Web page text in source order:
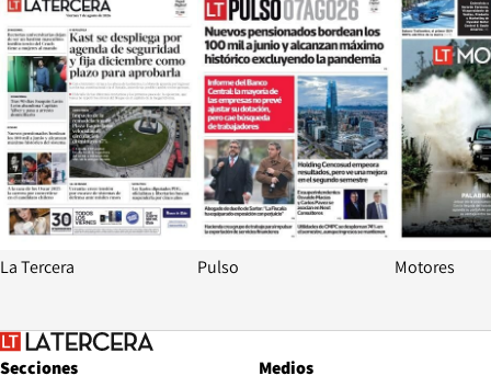
La Tercera Pulso Motores
Secciones
Medios